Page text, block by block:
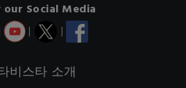
our Social Media
| |
비스타 소개